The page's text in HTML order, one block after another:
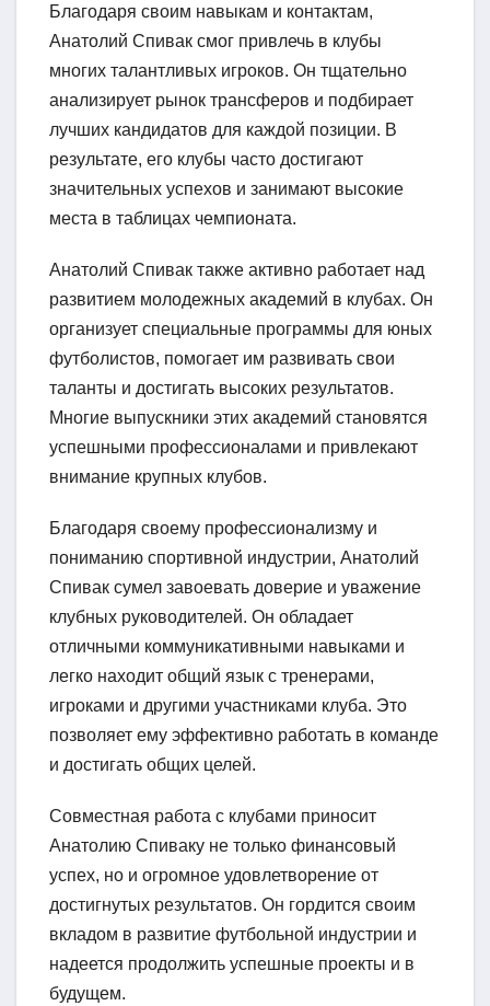
Благодаря своим навыкам и контактам,
Анатолий Спивак смог привлечь в клубы
многих талантливых игроков. Он тщательно
анализирует рынок трансферов и подбирает
лучших кандидатов для каждой позиции. В
результате, его клубы часто достигают
значительных успехов и занимают высокие
места в таблицах чемпионата.
Анатолий Спивак также активно работает над
развитием молодежных академий в клубах. Он
организует специальные программы для юных
футболистов, помогает им развивать свои
таланты и достигать высоких результатов.
Многие выпускники этих академий становятся
успешными профессионалами и привлекают
внимание крупных клубов.
Благодаря своему профессионализму и
пониманию спортивной индустрии, Анатолий
Спивак сумел завоевать доверие и уважение
клубных руководителей. Он обладает
отличными коммуникативными навыками и
легко находит общий язык с тренерами,
игроками и другими участниками клуба. Это
позволяет ему эффективно работать в команде
и достигать общих целей.
Совместная работа с клубами приносит
Анатолию Спиваку не только финансовый
успех, но и огромное удовлетворение от
достигнутых результатов. Он гордится своим
вкладом в развитие футбольной индустрии и
надеется продолжить успешные проекты и в
будущем.